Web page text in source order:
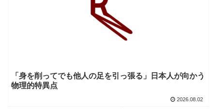
「身を削ってでも他人の足を引っ張る」日本人が向かう
物理的特異点
2026.08.02